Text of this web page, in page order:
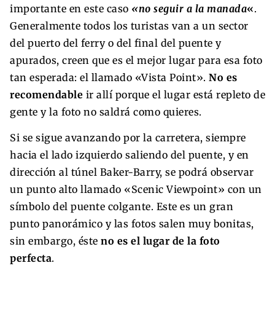
importante en este caso «no seguir a la manada«.
Generalmente todos los turistas van a un sector
del puerto del ferry o del final del puente y
apurados, creen que es el mejor lugar para esa foto
tan esperada: el llamado «Vista Point». No es
recomendable ir allí porque el lugar está repleto de
gente y la foto no saldrá como quieres.
Si se sigue avanzando por la carretera, siempre
hacia el lado izquierdo saliendo del puente, y en
dirección al túnel Baker-Barry, se podrá observar
un punto alto llamado «Scenic Viewpoint» con un
símbolo del puente colgante. Este es un gran
punto panorámico y las fotos salen muy bonitas,
sin embargo, éste no es el lugar de la foto
perfecta.